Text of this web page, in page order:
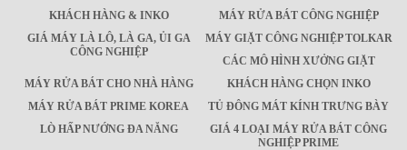
KHÁCH HÀNG & INKO
MÁY RỬA BÁT CÔNG NGHIỆP
GIÁ MÁY LÀ LÔ, LÀ GA, ỦI GA
CÔNG NGHIỆP
MÁY GIẶT CÔNG NGHIỆP TOLKAR
CÁC MÔ HÌNH XƯỞNG GIẶT
MÁY RỬA BÁT CHO NHÀ HÀNG
KHÁCH HÀNG CHỌN INKO
MÁY RỬA BÁT PRIME KOREA
TỦ ĐÔNG MÁT KÍNH TRƯNG BÀY
LÒ HẤP NƯỚNG ĐA NĂNG
GIÁ 4 LOẠI MÁY RỬA BÁT CÔNG
NGHIỆP PRIME